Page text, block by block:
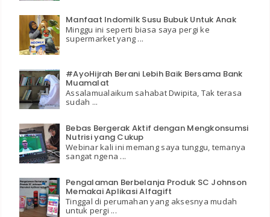
Manfaat Indomilk Susu Bubuk Untuk Anak
Minggu ini seperti biasa saya pergi ke
supermarket yang ...
#AyoHijrah Berani Lebih Baik Bersama Bank
Muamalat
Assalamualaikum sahabat Dwipita, Tak terasa
sudah ...
Bebas Bergerak Aktif dengan Mengkonsumsi
Nutrisi yang Cukup
Webinar kali ini memang saya tunggu, temanya
sangat ngena ...
Pengalaman Berbelanja Produk SC Johnson
Memakai Aplikasi Alfagift
Tinggal di perumahan yang aksesnya mudah
untuk pergi ...